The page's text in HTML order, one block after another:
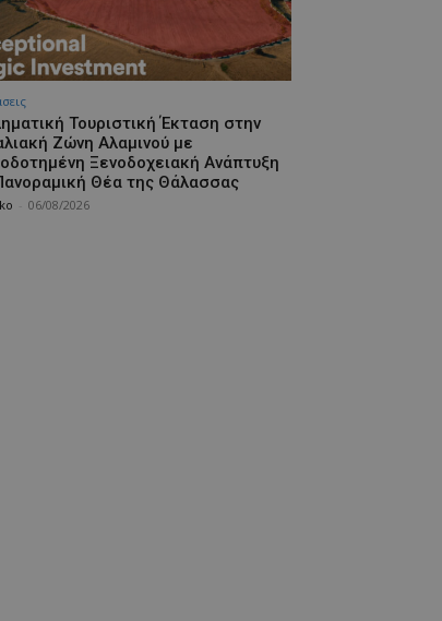
Τουριστική Έκταση στην
Ζώνη Αλαμινού με
Ξενοδοχειακή Ανάπτυξη
Θέα της Θάλασσας
06/08/2026